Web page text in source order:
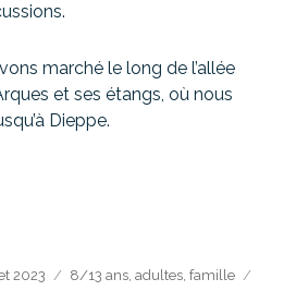
marché le long de l’allée
et ses étangs,oùnous
Dieppe.
2023 Catégories
8/13 ans, adultes, famille